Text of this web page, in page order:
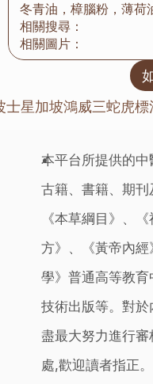
冬青油，樟腦粉，薄荷
相關搜尋：
相關圖片：
士星加坡鴻威三蛇虎標
本平台所提供的
古籍、書籍、期
《本草綱目》、
方》、《黃帝內
學》普通高等教
技術出版等。對
盡最大努力進行
處,歡迎讀者指正。